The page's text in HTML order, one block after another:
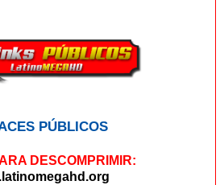
PÚBLICOS
DESCOMPRIMIR: